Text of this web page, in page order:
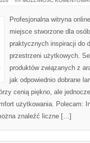
Profesjonalna witryna
miejsce stworzone dla
praktycznych inspiracji do
przestrzeni użytkowych.
produktów związanych z
jak odpowiednio dobrane
cenią piękno, ale
użytkowania. Polecam:
znaleźć liczne […]